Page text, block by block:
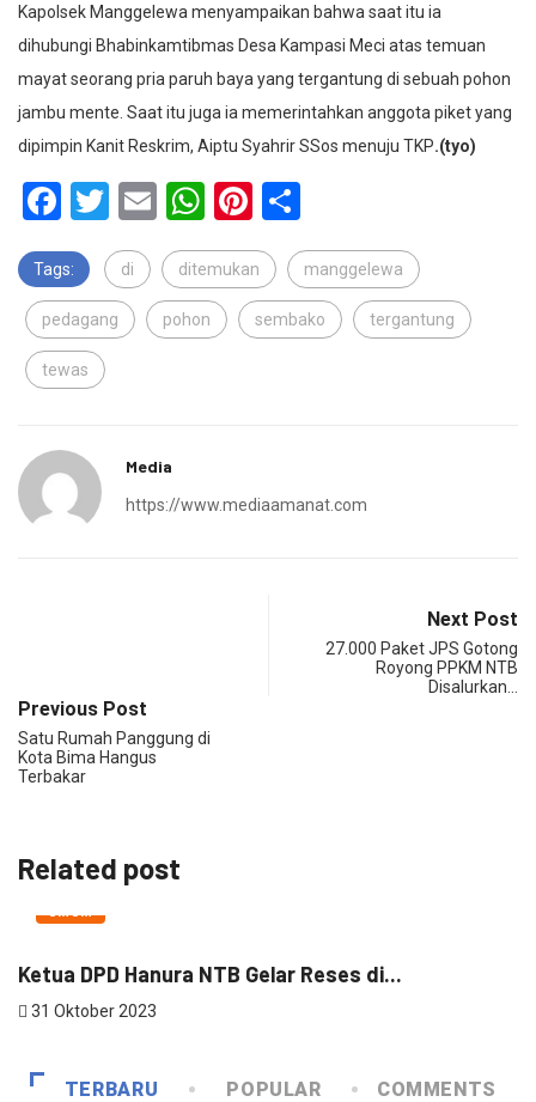
Kapolsek Manggelewa menyampaikan bahwa saat itu ia
dihubungi Bhabinkamtibmas Desa Kampasi Meci atas temuan
mayat seorang pria paruh baya yang tergantung di sebuah pohon
jambu mente. Saat itu juga ia memerintahkan anggota piket yang
dipimpin Kanit Reskrim, Aiptu Syahrir SSos menuju TKP.(tyo)
Facebook
Twitter
EmailWhatsApp
Pinterest
Tags: di ditemukan manggelewa
pedagang pohon sembako tergantung
tewas
Media
https://www.mediaamanat.com
Previous Post
Satu Rumah Panggung di
Kota Bima Hangus
Terbakar
Next Post
27.000 Paket JPS Gotong
Royong PPKM NTB
Disalurkan…
Related post
Ketua DPD Hanura NTB Gelar Reses di...
31 Oktober 2023
TERBARU POPULAR COMMENTS